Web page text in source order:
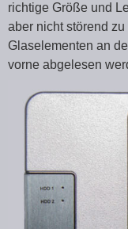
richtige Größe und
aber nicht störend
Glaselementen an
vorne abgelesen